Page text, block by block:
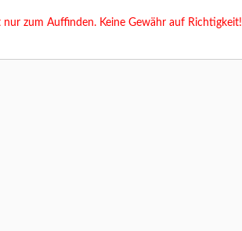
zum Auffinden. Keine Gewähr auf Richtigkeit!